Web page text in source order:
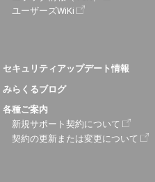
ユーザーズWiKi
セキュリティアップデート情報
みらくるブログ
各種ご案内
新規サポート契約について
契約の更新または変更について